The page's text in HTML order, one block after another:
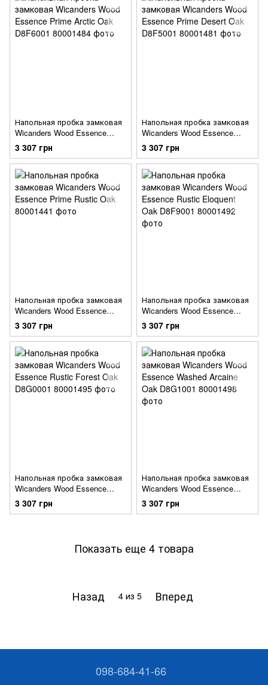
Напольная пробка замковая
Wicanders Wood Essence
Prime Arctic Oak D8F6001
3 307 грн
Напольная пробка замковая
Wicanders Wood Essence
Prime Desert Oak D8F5001
3 307 грн
Напольная пробка замковая
Wicanders Wood Essence
Prime Rustic Oak
3 307 грн
Напольная пробка замковая
Wicanders Wood Essence
Rustic Eloquent Oak D8F9001
3 307 грн
Напольная пробка замковая
Wicanders Wood Essence
Rustic Forest Oak D8G0001
3 307 грн
Напольная пробка замковая
Wicanders Wood Essence
Washed Arcaine Oak D8G1001
3 307 грн
Показать еще 4 товара
Назад 4 из 5 Вперед
098-684-41-66